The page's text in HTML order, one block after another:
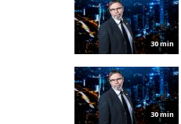
30 min
30 min